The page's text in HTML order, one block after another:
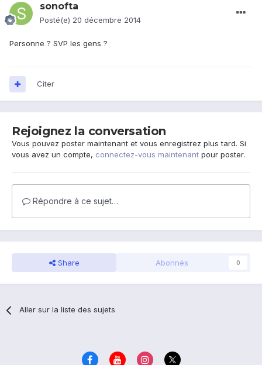
sonofta
Posté(e) 20 décembre 2014
Personne ? SVP les gens ?
Citer
Rejoignez la conversation
Vous pouvez poster maintenant et vous enregistrez plus tard. Si
vous avez un compte, connectez-vous maintenant pour poster.
Répondre à ce sujet…
Share Abonnés 0
Aller sur la liste des sujets